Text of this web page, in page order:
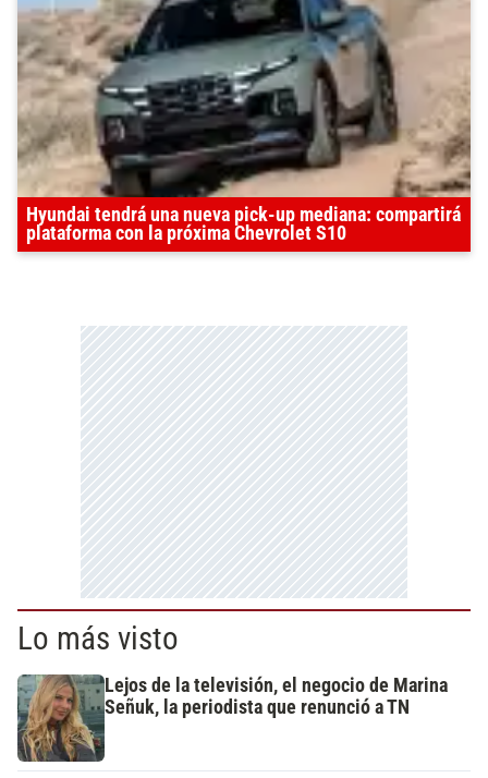
Hyundai tendrá una nueva pick-up mediana: compartirá
plataforma con la próxima Chevrolet S10
Lo más visto
Lejos de la televisión, el negocio de Marina
Señuk, la periodista que renunció a TN